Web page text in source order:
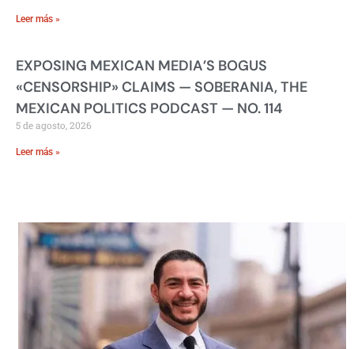
Leer más »
EXPOSING MEXICAN MEDIA’S BOGUS
«CENSORSHIP» CLAIMS — SOBERANIA, THE
MEXICAN POLITICS PODCAST — NO. 114
5 de agosto, 2026
Leer más »